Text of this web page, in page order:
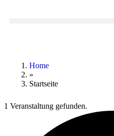
Home
»
Startseite
1 Veranstaltung gefunden.